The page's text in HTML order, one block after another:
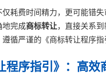
仅耗费时间精力，更可能错
地完成商标转让，直接关系
循严谨的《商标转让程序
程序指引》：高效